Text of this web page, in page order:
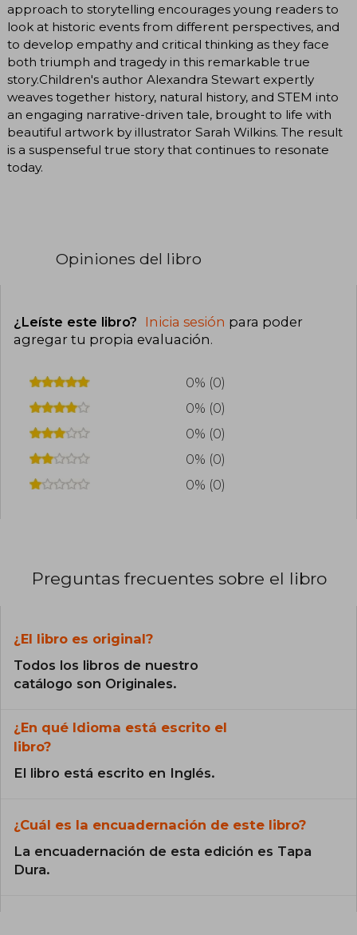
approach to storytelling encourages young readers to
look at historic events from different perspectives, and
to develop empathy and critical thinking as they face
both triumph and tragedy in this remarkable true
story.Children's author Alexandra Stewart expertly
weaves together history, natural history, and STEM into
an engaging narrative-driven tale, brought to life with
beautiful artwork by illustrator Sarah Wilkins. The result
is a suspenseful true story that continues to resonate
today.
Opiniones del libro
¿Leíste este libro? Inicia sesión para poder
agregar tu propia evaluación.
0% (0)
0% (0)
0% (0)
0% (0)
0% (0)
Preguntas frecuentes sobre el libro
¿El libro es original?
Todos los libros de nuestro
catálogo son Originales.
¿En qué Idioma está escrito el
libro?
El libro está escrito en Inglés.
¿Cuál es la encuadernación de este libro?
La encuadernación de esta edición es Tapa
Dura.